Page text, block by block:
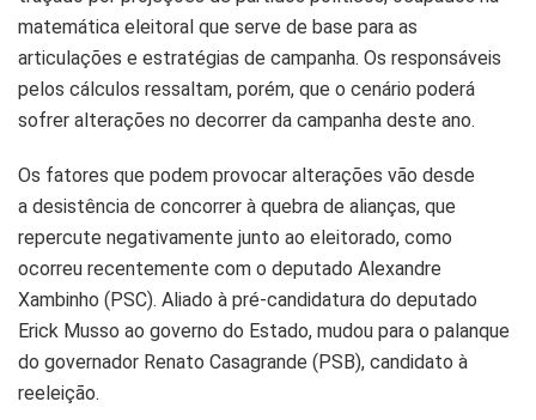
matemática eleitoral que serve de base para as
articulações e estratégias de campanha. Os responsáveis
pelos cálculos ressaltam, porém, que o cenário poderá
sofrer alterações no decorrer da campanha deste ano.
Os fatores que podem provocar alterações vão desde
a desistência de concorrer à quebra de alianças, que
repercute negativamente junto ao eleitorado, como
ocorreu recentemente com o deputado Alexandre
Xambinho (PSC). Aliado à pré-candidatura do deputado
Erick Musso ao governo do Estado, mudou para o palanque
do governador Renato Casagrande (PSB), candidato à
reeleição.